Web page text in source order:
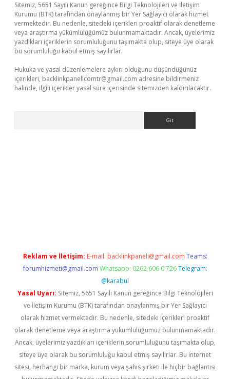
Sitemiz, 5651 Sayılı Kanun gereğince Bilgi Teknolojileri ve İletişim
Kurumu (BTK) tarafından onaylanmış bir Yer Sağlayıcı olarak hizmet
vermektedir. Bu nedenle, sitedeki içerikleri proaktif olarak denetleme
veya araştırma yükümlülüğümüz bulunmamaktadır. Ancak, üyelerimiz
yazdıkları içeriklerin sorumluluğunu taşımakta olup, siteye üye olarak
bu sorumluluğu kabul etmiş sayılırlar.
Hukuka ve yasal düzenlemelere aykırı olduğunu düşündüğünüz
içerikleri, backlinkpanelicomtr@gmail.com adresine bildirmeniz
halinde, ilgili içerikler yasal süre içerisinde sitemizden kaldırılacaktır.
Reklam ve İletişim: E-mail: backlinkpaneli@gmail.com Teams:
forumhizmeti@gmail.com Whatsapp: 0262 606 0 726 Telegram:
@karabul
Yasal Uyarı: Sitemiz, 5651 Sayılı Kanun gereğince Bilgi Teknolojileri
ve İletişim Kurumu (BTK) tarafından onaylanmış bir Yer Sağlayıcı
olarak hizmet vermektedir. Bu nedenle, sitedeki içerikleri proaktif
olarak denetleme veya araştırma yükümlülüğümüz bulunmamaktadır.
Ancak, üyelerimiz yazdıkları içeriklerin sorumluluğunu taşımakta olup,
siteye üye olarak bu sorumluluğu kabul etmiş sayılırlar. Bu internet
sitesi, herhangi bir marka, kurum veya şahıs şirketi ile hiçbir bağlantısı